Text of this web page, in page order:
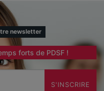
newsletter
forts de PDSF !
S'INSCRIRE